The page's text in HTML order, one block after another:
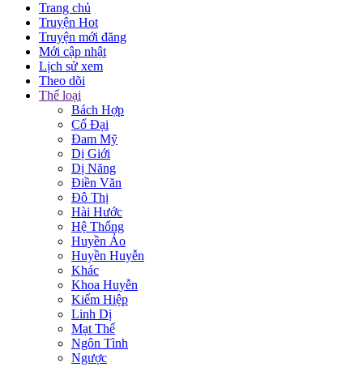
Trang chủ
Truyện Hot
Truyện mới đăng
Mới cập nhật
Lịch sử xem
Theo dõi
Thể loại
Bách Hợp
Cổ Đại
Đam Mỹ
Dị Giới
Dị Năng
Điền Văn
Đô Thị
Hài Hước
Hệ Thống
Huyền Ảo
Huyền Huyễn
Khác
Khoa Huyễn
Kiếm Hiệp
Linh Dị
Mạt Thế
Ngôn Tình
Ngược